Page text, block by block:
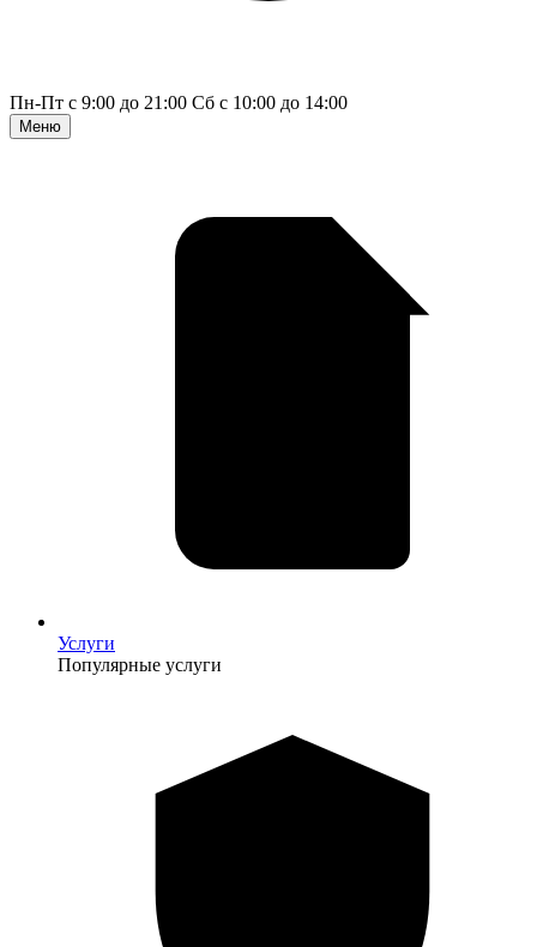
Пн-Пт с 9:00 до 21:00 Сб с 10:00 до 14:00
Меню
Услуги
Популярные услуги